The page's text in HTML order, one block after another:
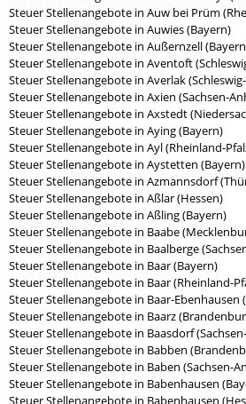
Steuer Stellenangebote in Auw bei Prüm
Steuer Stellenangebote in Auwies (Bayern)
Steuer Stellenangebote in Außernzell
Steuer Stellenangebote in Aventoft
Steuer Stellenangebote in Averlak
Steuer Stellenangebote in Axien (Sachsen-
Steuer Stellenangebote in Axstedt
Steuer Stellenangebote in Aying (Bayern)
Steuer Stellenangebote in Ayl (Rheinland-
Steuer Stellenangebote in Aystetten (Bayern)
Steuer Stellenangebote in Azmannsdorf
Steuer Stellenangebote in Aßlar (Hessen)
Steuer Stellenangebote in Aßling (Bayern)
Steuer Stellenangebote in Baabe
Steuer Stellenangebote in Baalberge
Steuer Stellenangebote in Baar (Bayern)
Steuer Stellenangebote in Baar (Rheinland-
Steuer Stellenangebote in Baar-Ebenhausen
Steuer Stellenangebote in Baarz
Steuer Stellenangebote in Baasdorf
Steuer Stellenangebote in Babben
Steuer Stellenangebote in Baben (Sachsen-
Steuer Stellenangebote in Babenhausen
Steuer Stellenangebote in Babenhausen